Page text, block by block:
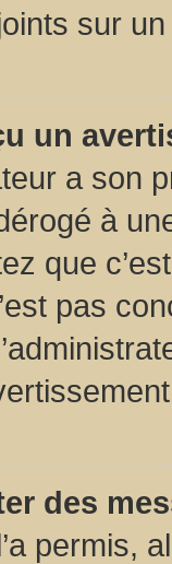
sur
un
a son
à
que
pas
des
permis,